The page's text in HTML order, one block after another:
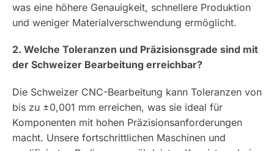
was eine höhere Genauigkeit, schnellere Produktion
und weniger Materialverschwendung ermöglicht.
2. Welche Toleranzen und Präzisionsgrade sind mit
der Schweizer Bearbeitung erreichbar?
Die Schweizer CNC-Bearbeitung kann Toleranzen von
bis zu ±0,001 mm erreichen, was sie ideal für
Komponenten mit hohen Präzisionsanforderungen
macht. Unsere fortschrittlichen Maschinen und